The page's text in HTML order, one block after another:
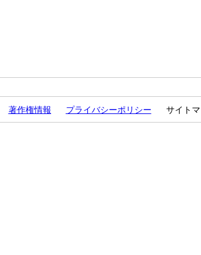
著作権情報 プライバシーポリシー サイト